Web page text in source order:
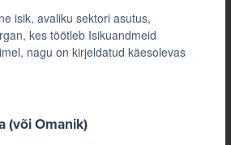
isik, avaliku sektori asutus,
kes töötleb Isikuandmeid
nagu on kirjeldatud käesolevas
(või Omanik)